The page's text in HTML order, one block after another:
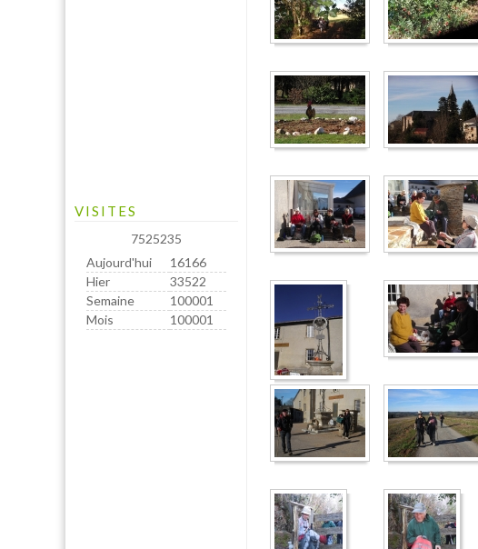
VISITES
7525235
Aujourd'hui
16166
Hier
33522
Semaine
100001
Mois
100001